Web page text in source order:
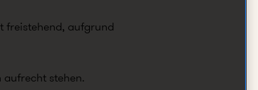
freistehend, aufgrund
aufrecht stehen.